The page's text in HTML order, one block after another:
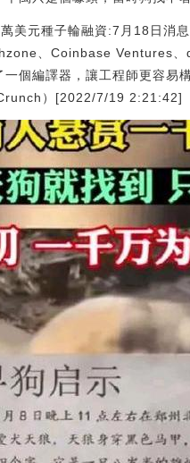
美元種子輪融資:7月18日消
、Coinbase Ventures
個編譯器，讓工程師更容
）[2022/7/19 2:21:42]